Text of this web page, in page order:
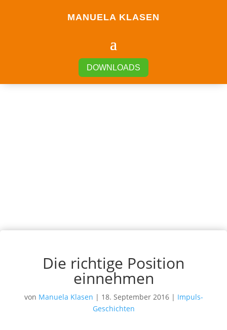
MANUELA KLASEN
DOWNLOADS
Die richtige Position
einnehmen
von Manuela Klasen | 18. September 2016| Impuls-
Geschichten